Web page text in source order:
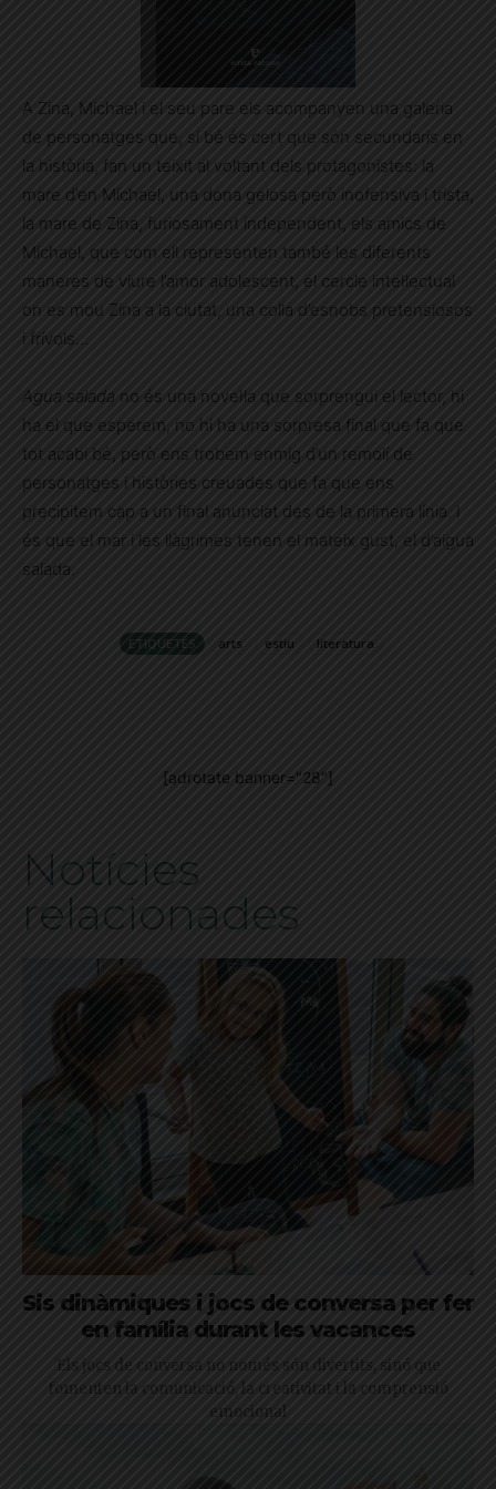
A Zina, Michael i el seu pare els acompanyen una galeria
de personatges que, si bé és cert que són secundaris en
la història, fan un teixit al voltant dels protagonistes: la
mare d’en Michael, una dona gelosa però inofensiva i trista,
la mare de Zina, furiosament independent, els amics de
Michael, que com ell representen també les diferents
maneres de viure l’amor adolescent, el cercle intel·lectual
on es mou Zina a la ciutat, una colla d’esnobs pretensiosos
i frívols…
Agua salada no és una novel·la que sorprengui el lector, hi
ha el que esperem, no hi ha una sorpresa final que fa que
tot acabi bé, però ens trobem enmig d’un remolí de
personatges i històries creuades que fa que ens
precipitem cap a un final anunciat des de la primera línia. I
és que el mar i les llàgrimes tenen el mateix gust, el d’aigua
salada.
ETIQUETES arts estiu literatura
[adrotate banner="28"]
Notícies
relacionades
Sis dinàmiques i jocs de conversa per fer
en família durant les vacances
Els jocs de conversa no només són divertits, sinó que
fomenten la comunicació, la creativitat i la comprensió
emocional